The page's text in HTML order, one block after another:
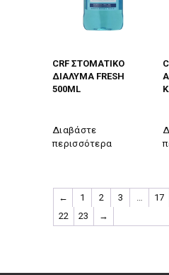
CRF ΣΤΟΜΑΤΙΚΟ
ΔΙΑΛΥΜΑ FRESH
500ML
Διαβάστε
περισσότερα
← 1 2 3 … 17
22
23 →